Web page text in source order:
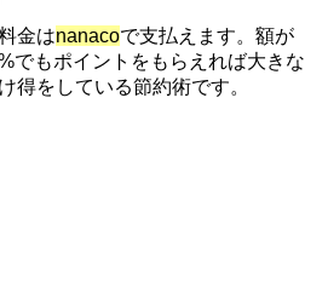
開設キャンペーン。7/31まで
】楽天ペイで決済すると最大300ポイ
ーン！～6/1
オットボンヴォイにログインできな
ド変更不可の原因はコレでした。
金はnanacoで支払えます。額が
でもポイントをもらえれば大きな
得をしている節約術です。